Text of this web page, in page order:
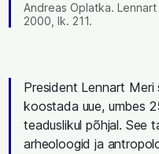
Andreas Oplatka.
2000, lk. 211.
President Lennart Meri
koostada uue, umbes
teaduslikul põhjal. See
arheoloogid ja